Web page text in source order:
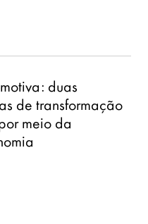
duas
de transformação
meio da